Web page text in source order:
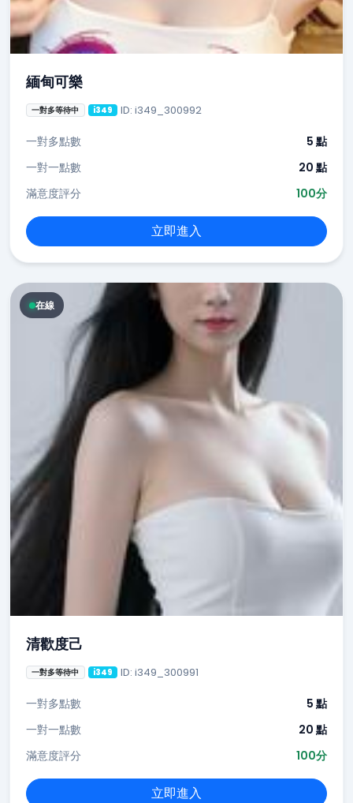
緬甸可樂
一對多等待中 i349 ID: i349_300992
一對多點數
5 點
一對一點數
20 點
滿意度評分
100分
立即進入
在線
清歡度己
一對多等待中 i349 ID: i349_300991
一對多點數
5 點
一對一點數
20 點
滿意度評分
100分
立即進入